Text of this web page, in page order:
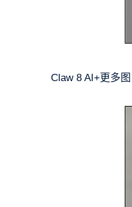
Claw 8 AI+更多图